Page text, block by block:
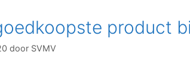
product
door SVMV